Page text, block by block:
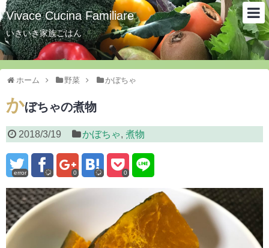
Vivace Cucina Familiare
いきいき家族ごはん
ホーム 野菜 かぼちゃ
かぼちゃの煮物
2018/3/19 かぼちゃ,煮物
error 0 0